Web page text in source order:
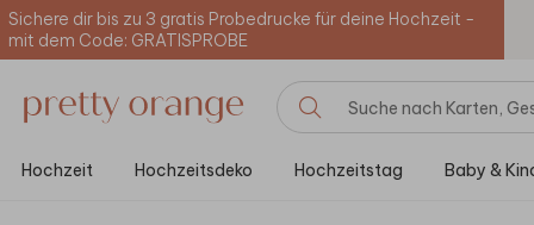
Sichere dir bis zu 3 gratis Probedrucke für deine Hochzeit -
mit dem Code: GRATISPROBE
Hochzeit Hochzeitsdeko Hochzeitstag Baby &